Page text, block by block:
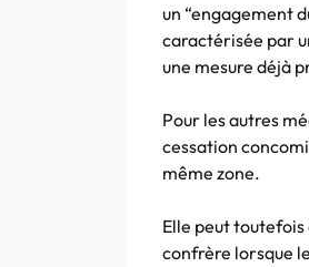
un “engagement
caractérisée par
une mesure déjà
Pour les autres
cessation
même zone.
Elle peut toutefois
confrère lorsque